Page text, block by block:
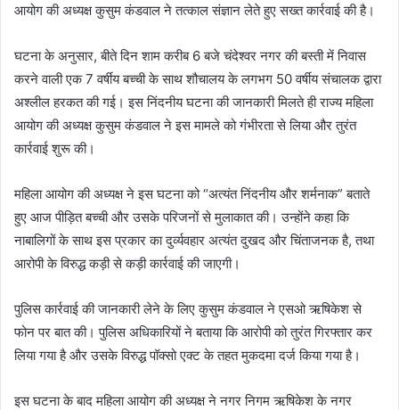
आयोग की अध्यक्ष कुसुम कंडवाल ने तत्काल संज्ञान लेते हुए सख्त कार्रवाई की है।
घटना के अनुसार, बीते दिन शाम करीब 6 बजे चंदेश्वर नगर की बस्ती में निवास
करने वाली एक 7 वर्षीय बच्ची के साथ शौचालय के लगभग 50 वर्षीय संचालक द्वारा
अश्लील हरकत की गई। इस निंदनीय घटना की जानकारी मिलते ही राज्य महिला
आयोग की अध्यक्ष कुसुम कंडवाल ने इस मामले को गंभीरता से लिया और तुरंत
कार्रवाई शुरू की।
महिला आयोग की अध्यक्ष ने इस घटना को “अत्यंत निंदनीय और शर्मनाक” बताते
हुए आज पीड़ित बच्ची और उसके परिजनों से मुलाकात की। उन्होंने कहा कि
नाबालिगों के साथ इस प्रकार का दुर्व्यवहार अत्यंत दुखद और चिंताजनक है, तथा
आरोपी के विरुद्ध कड़ी से कड़ी कार्रवाई की जाएगी।
पुलिस कार्रवाई की जानकारी लेने के लिए कुसुम कंडवाल ने एसओ ऋषिकेश से
फोन पर बात की। पुलिस अधिकारियों ने बताया कि आरोपी को तुरंत गिरफ्तार कर
लिया गया है और उसके विरुद्ध पॉक्सो एक्ट के तहत मुकदमा दर्ज किया गया है।
इस घटना के बाद महिला आयोग की अध्यक्ष ने नगर निगम ऋषिकेश के नगर